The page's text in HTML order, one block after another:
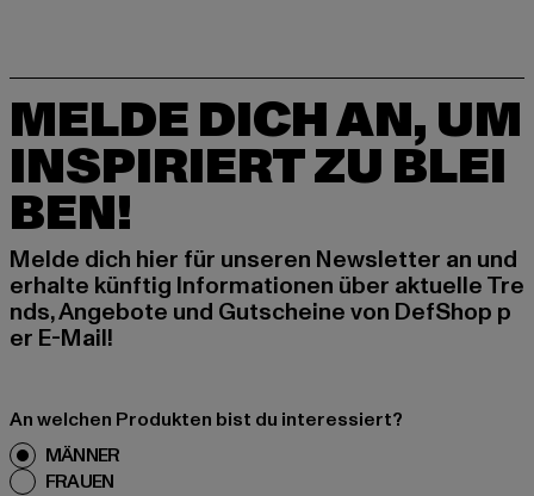
MELDE DICH AN, UM
INSPIRIERT ZU BLEI
BEN!
Melde dich hier für unseren Newsletter an und
erhalte künftig Informationen über aktuelle Tre
nds, Angebote und Gutscheine von DefShop p
er E-Mail!
An welchen Produkten bist du interessiert?
MÄNNER
FRAUEN